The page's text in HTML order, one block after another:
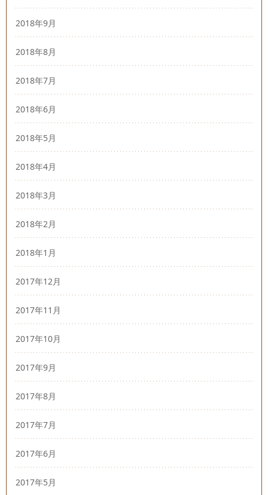
2018年9月
2018年8月
2018年7月
2018年6月
2018年5月
2018年4月
2018年3月
2018年2月
2018年1月
2017年12月
2017年11月
2017年10月
2017年9月
2017年8月
2017年7月
2017年6月
2017年5月